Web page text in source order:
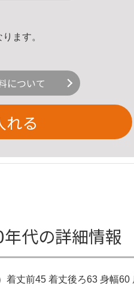
ます。
について
れる
代の詳細情報
着丈前45 着丈後ろ63 身幅